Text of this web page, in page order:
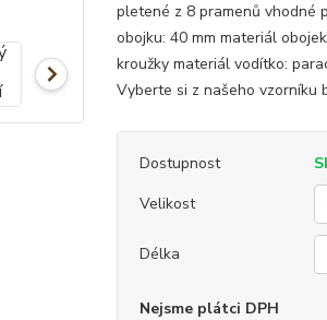
pletené z 8 pramenů vhodné
obojku: 40 mm materiál
kroužky materiál vodítko:
Vyberte si z našeho vzorníku
Dostupnost
Velikost
Délka
Nejsme plátci DPH